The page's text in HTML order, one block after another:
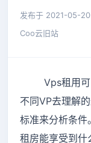
发布于 2021-05-20
Coo云旧站
Vps租用可以
不同VP去理解
标准来分析条
租房能享受到什